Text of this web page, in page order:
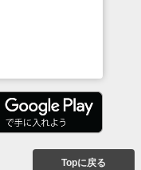
Topに戻る